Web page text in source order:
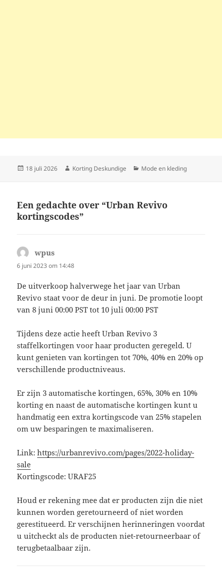
Geplaatst
18 juli 2026 Auteur
Korting Deskundige Categorieën
Mode en kleding
Een gedachte over “Urban Revivo
kortingscodes”
wpus
6 juni 2023 om 14:48
De uitverkoop halverwege het jaar van Urban
Revivo staat voor de deur in juni. De promotie loopt
van 8 juni 00:00 PST tot 10 juli 00:00 PST
Tijdens deze actie heeft Urban Revivo 3
staffelkortingen voor haar producten geregeld. U
kunt genieten van kortingen tot 70%, 40% en 20% op
verschillende productniveaus.
Er zijn 3 automatische kortingen, 65%, 30% en 10%
korting en naast de automatische kortingen kunt u
handmatig een extra kortingscode van 25% stapelen
om uw besparingen te maximaliseren.
Link:https://urbanrevivo.com/pages/2022-holiday-
sale
Kortingscode: URAF25
Houd er rekening mee dat er producten zijn die niet
kunnen worden geretourneerd of niet worden
gerestitueerd. Er verschijnen herinneringen voordat
u uitcheckt als de producten niet-retourneerbaar of
terugbetaalbaar zijn.